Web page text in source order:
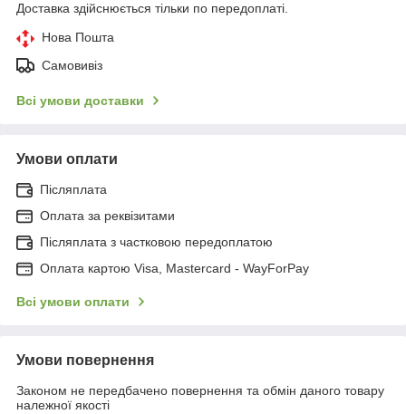
Доставка здійснюється тільки по передоплаті.
Нова Пошта
Самовивіз
Всі умови доставки
Умови оплати
Післяплата
Оплата за реквізитами
Післяплата з частковою передоплатою
Оплата картою Visa, Mastercard - WayForPay
Всі умови оплати
Умови повернення
Законом не передбачено повернення та обмін даного товару
належної якості